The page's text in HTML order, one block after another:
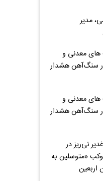
مدیر
های معدنی و
سنگ‌آهن هشدار
های معدنی و
سنگ‌آهن هشدار
نی‌ریز در
«متوسلین به